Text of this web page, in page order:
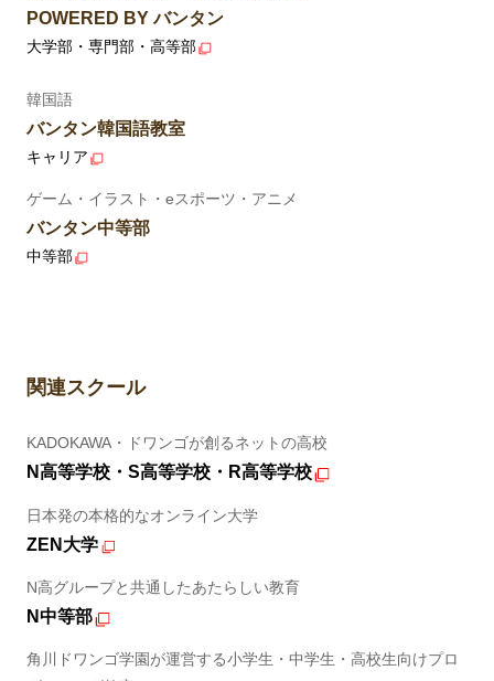
POWERED BY バンタン
大学部・専門部・高等部
韓国語
バンタン韓国語教室
キャリア
ゲーム・イラスト・eスポーツ・アニメ
バンタン中等部
中等部
関連スクール
KADOKAWA・ドワンゴが創るネットの高校
N高等学校・S高等学校・R高等学校
日本発の本格的なオンライン大学
ZEN大学
N高グループと共通したあたらしい教育
N中等部
角川ドワンゴ学園が運営する小学生・中学生・高校生向けプロ